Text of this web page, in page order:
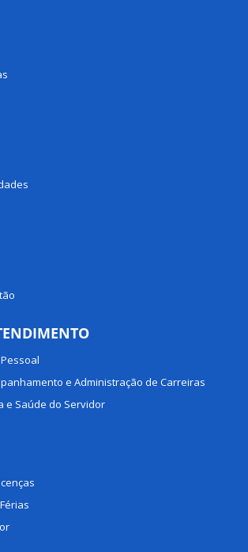
e Administração de Carreiras
e Saúde do Servidor